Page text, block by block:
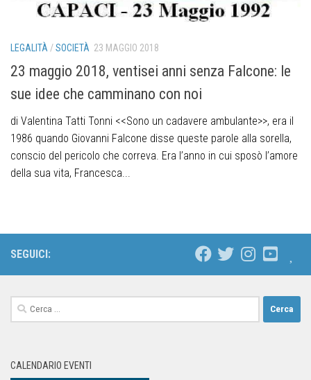
LEGALITÀ/SOCIETÀ 23 MAGGIO 2018
23 maggio 2018, ventisei anni senza Falcone: le
sue idee che camminano con noi
di Valentina Tatti Tonni <<Sono un cadavere ambulante>>, era il
1986 quando Giovanni Falcone disse queste parole alla sorella,
conscio del pericolo che correva. Era l’anno in cui sposò l’amore
della sua vita, Francesca...
SEGUICI:
CALENDARIO EVENTI